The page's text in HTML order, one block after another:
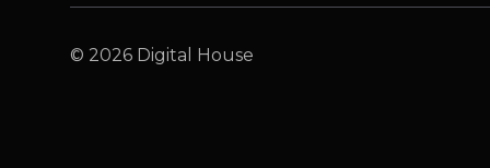
© 2026 Digital House